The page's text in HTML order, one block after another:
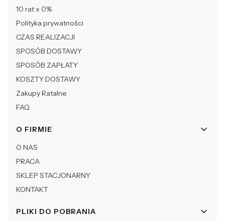
10 rat x 0%
Polityka prywatności
CZAS REALIZACJI
SPOSÓB DOSTAWY
SPOSÓB ZAPŁATY
KOSZTY DOSTAWY
Zakupy Ratalne
FAQ
O FIRMIE
O NAS
PRACA
SKLEP STACJONARNY
KONTAKT
PLIKI DO POBRANIA